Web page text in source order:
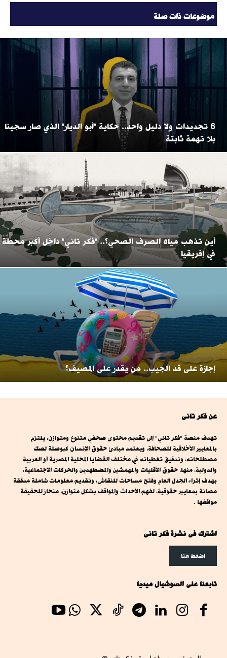
موضوعات ذات صلة
6 تجديدات ولا دليل واحد.. حكاية "أبو الديار" الذي صار سجينا
بلا تهمة ثابتة
أين تذهب مياه الصرف الصحي؟.. "فكر تاني" داخل أكبر محطة
في إفريقيا
إجازة على قد الجيب.. من يقدر على المصيف؟
عن فكر تانى
تهدف منصة "فكر تاني" إلى تقديم محتوى صحفي متنوع ومتوازن، يلتزم
بالمعايير الأخلاقية للصحافة، ويعتمد مبادئ حقوق الإنسان كبوصلة لصك
مصطلحاته، وتدقيق تغطياته في مختلف القضايا المحلية المصرية أو العربية
والدولية، منها، حقوق الأقليات والمهمشين والمضطهدين والحركات الاجتماعية،
بهدف إثراء الجدل العام وفتح مساحات للنقاش، وتقديم معلومات شاملة مدققة
مصانة بمعايير حقوقية، لفهم الأحداث والمواقف بشكل متوازن، منحاز للحقيقة
مواقفها .
اشترك فى نشرة فكر تانى
اضغط هنا
تابعنا على السوشيال ميديا